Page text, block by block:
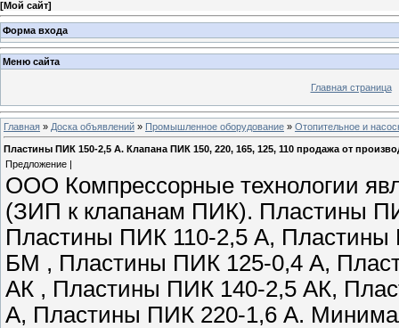
[Мой сайт]
Форма входа
Меню сайта
Главная страница
Главная » Доска объявлений » Промышленное оборудование » Отопительное и
Пластины ПИК 150-2,5 А. Клапана ПИК 150, 220, 165, 125, 110 продажа от
Предложение |
ООО Компрессорные технологии
(ЗИП к клапанам ПИК). Пластины
Пластины ПИК 110-2,5 А,
БМ , Пластины ПИК 125-0,4 А,
АК , Пластины ПИК 140-2,5 АК,
А, Пластины ПИК 220-1,6 А.